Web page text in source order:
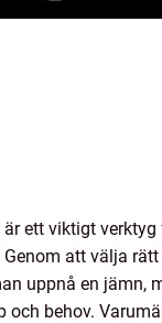
ett viktigt verktyg
att välja
uppnå en jämn,
och behov.